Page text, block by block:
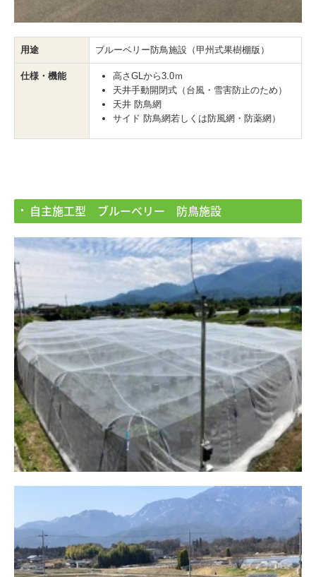
用途 ブルーベリー防鳥施設（甲州式果樹棚版）
仕様・機能
高さGLから3.0ｍ
天井手動開閉式（台風・雪害防止のため）
天井 防鳥網
サイド 防鳥網若しくは防風網・防薬網）
自主施工型 ブルーベリー 防鳥施設